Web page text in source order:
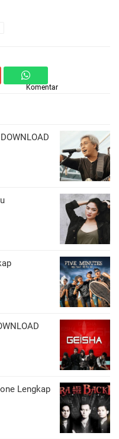
Komentar
Lengkap